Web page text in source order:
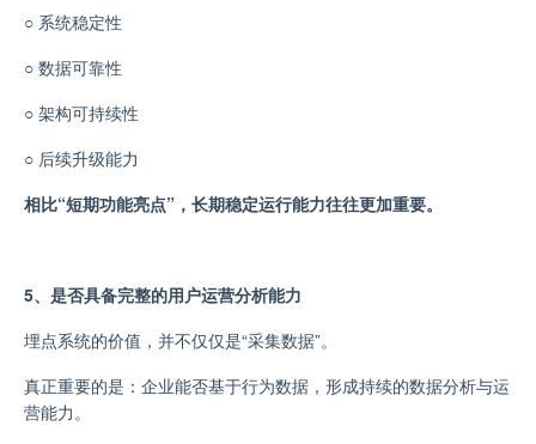
○ 系统稳定性
○ 数据可靠性
○ 架构可持续性
○ 后续升级能力
相比“短期功能亮点”，长期稳定运行能力往往更加重要。
5、是否具备完整的用户运营分析能力
埋点系统的价值，并不仅仅是“采集数据”。
真正重要的是： 企业能否基于行为数据，形成持续的数据分析与运
营能力。